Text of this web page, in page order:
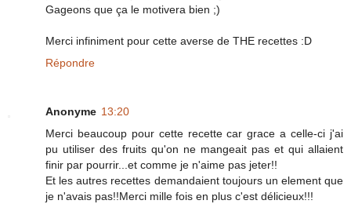
Gageons que ça le motivera bien ;)
Merci infiniment pour cette averse de THE recettes :D
Répondre
Anonyme 13:20
Merci beaucoup pour cette recette car grace a celle-ci j'ai
pu utiliser des fruits qu'on ne mangeait pas et qui allaient
finir par pourrir...et comme je n'aime pas jeter!!
Et les autres recettes demandaient toujours un element que
je n'avais pas!!Merci mille fois en plus c'est délicieux!!!